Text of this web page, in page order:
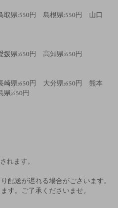
取県:550円 島根県:550円 山口
県:650円 高知県:650円
崎県:650円 大分県:650円 熊本
:650円
れます。
配送が遅れる場合がございます。
す。ご了承くださいませ。